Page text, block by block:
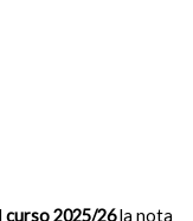
curso 2025/26la nota